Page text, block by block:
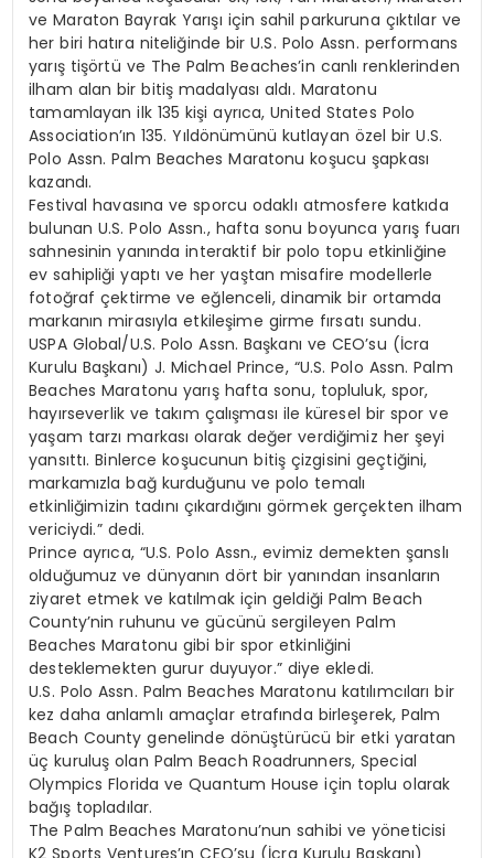
ve Maraton Bayrak Yarışı için sahil parkuruna çıktılar ve
her biri hatıra niteliğinde bir U.S. Polo Assn. performans
yarış tişörtü ve The Palm Beaches’in canlı renklerinden
ilham alan bir bitiş madalyası aldı. Maratonu
tamamlayan ilk 135 kişi ayrıca, United States Polo
Association’ın 135. Yıldönümünü kutlayan özel bir U.S.
Polo Assn. Palm Beaches Maratonu koşucu şapkası
kazandı.
Festival havasına ve sporcu odaklı atmosfere katkıda
bulunan U.S. Polo Assn., hafta sonu boyunca yarış fuarı
sahnesinin yanında interaktif bir polo topu etkinliğine
ev sahipliği yaptı ve her yaştan misafire modellerle
fotoğraf çektirme ve eğlenceli, dinamik bir ortamda
markanın mirasıyla etkileşime girme fırsatı sundu.
USPA Global/U.S. Polo Assn. Başkanı ve CEO’su (İcra
Kurulu Başkanı) J. Michael Prince, “U.S. Polo Assn. Palm
Beaches Maratonu yarış hafta sonu, topluluk, spor,
hayırseverlik ve takım çalışması ile küresel bir spor ve
yaşam tarzı markası olarak değer verdiğimiz her şeyi
yansıttı. Binlerce koşucunun bitiş çizgisini geçtiğini,
markamızla bağ kurduğunu ve polo temalı
etkinliğimizin tadını çıkardığını görmek gerçekten ilham
vericiydi.” dedi.
Prince ayrıca, “U.S. Polo Assn., evimiz demekten şanslı
olduğumuz ve dünyanın dört bir yanından insanların
ziyaret etmek ve katılmak için geldiği Palm Beach
County’nin ruhunu ve gücünü sergileyen Palm
Beaches Maratonu gibi bir spor etkinliğini
desteklemekten gurur duyuyor.” diye ekledi.
U.S. Polo Assn. Palm Beaches Maratonu katılımcıları bir
kez daha anlamlı amaçlar etrafında birleşerek, Palm
Beach County genelinde dönüştürücü bir etki yaratan
üç kuruluş olan Palm Beach Roadrunners, Special
Olympics Florida ve Quantum House için toplu olarak
bağış topladılar.
The Palm Beaches Maratonu’nun sahibi ve yöneticisi
K2 Sports Ventures’ın CEO’su (İcra Kurulu Başkanı)